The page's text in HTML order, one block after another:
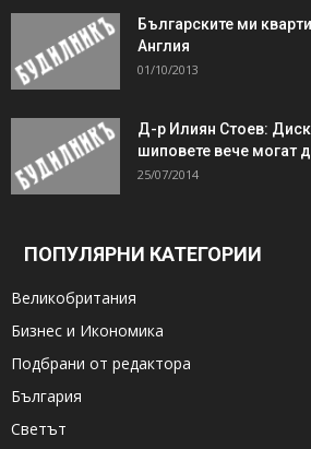
Българските ми
Англия
01/10/2013
Д-р Илиян Стоев:
шиповете вече могат
25/07/2014
ПОПУЛЯРНИ КАТЕГОРИИ
Великобритания
Бизнес и Икономика
Подбрани от редактора
България
Светът